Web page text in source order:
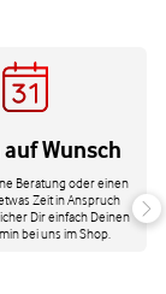
Wunsch
Beratung oder einen
Zeit in Anspruch
Dir einfach Deinen
bei uns im Shop.